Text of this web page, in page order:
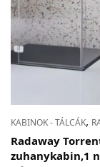
KABINOK - TÁLCÁK,
Radaway
zuhanykabin,1